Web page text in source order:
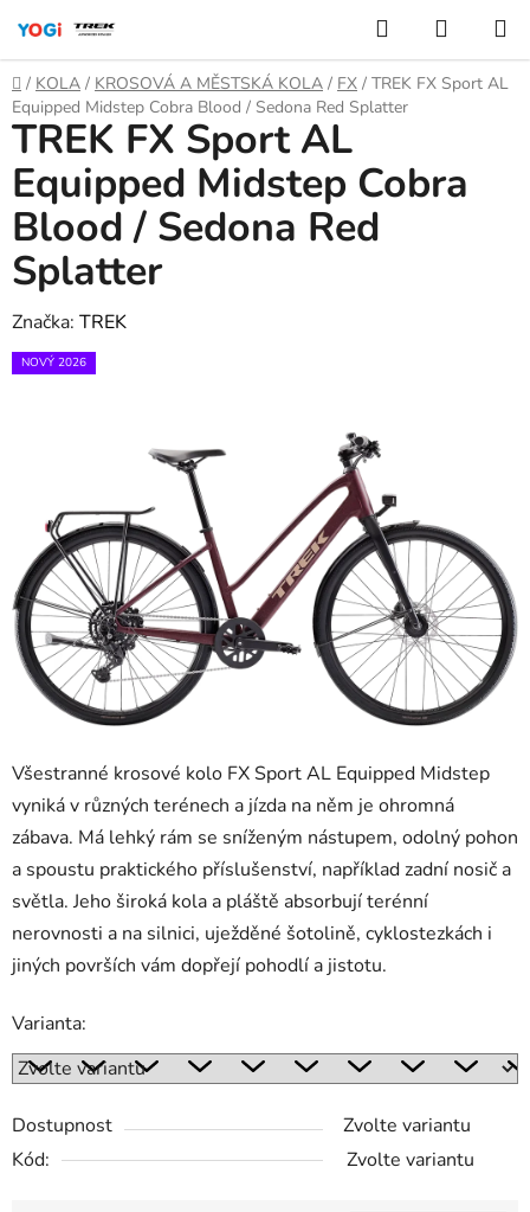
obsah
Hledat
KOŠÍK
Domů
/ KOLA / KROSOVÁ A MĚSTSKÁ KOLA / FX / TREK FX Sport AL
Equipped Midstep Cobra Blood / Sedona Red Splatter
Všestranné krosové kolo FX Sport AL Equipped Midstep
vyniká v různých terénech a jízda na něm je ohromná
zábava. Má lehký rám se sníženým nástupem, odolný pohon
a spoustu praktického příslušenství, například zadní nosič a
světla. Jeho široká kola a pláště absorbují terénní
nerovnosti a na silnici, uježděné šotolině, cyklostezkách i
jiných površích vám dopřejí pohodlí a jistotu.
Varianta:
Dostupnost
Zvolte variantu
Kód:
Zvolte variantu
TREK FX Sport AL
Equipped Midstep Cobra
Blood / Sedona Red
Splatter
Značka: TREK
NOVÝ 2026